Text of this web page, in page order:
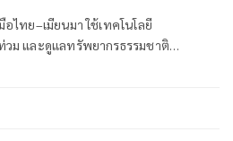
ไทย–เมียนมา ใช้เทคโนโลยี
ม และดูแลทรัพยากรธรรมชาติ